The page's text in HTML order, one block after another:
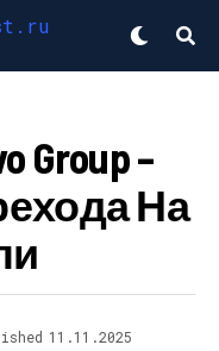
Group –
На
11.11.2025